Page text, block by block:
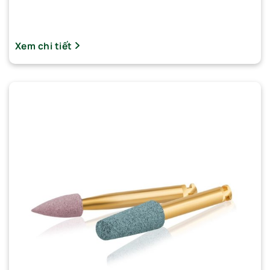
Xem chi tiết